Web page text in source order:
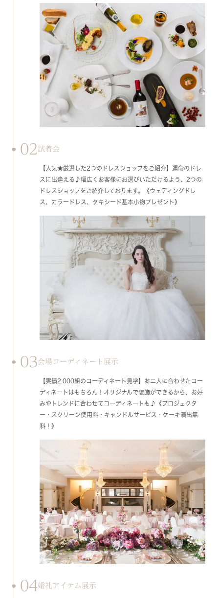
02 試着会
【人気★厳選した2つのドレスショップをご紹介】運命のドレ
スに出逢える♪幅広くお客様にお選びいただけるよう、2つの
ドレスショップをご紹介しております。《ウェディングドレ
ス、カラードレス、タキシード基本小物プレゼント》
03会場コーディネート展示
【実績2.000組のコーディネート見学】お二人に合わせたコー
ディネートはもちろん！オリジナルで装飾ができるから、お好
みやトレンドに合わせてコーディネートも♪《プロジェクタ
ー・スクリーン使用料・キャンドルサービス・ケーキ演出無
料！》
04婚礼アイテム展示